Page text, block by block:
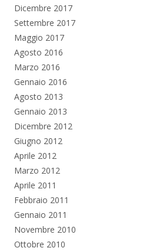
Dicembre 2017
Settembre 2017
Maggio 2017
Agosto 2016
Marzo 2016
Gennaio 2016
Agosto 2013
Gennaio 2013
Dicembre 2012
Giugno 2012
Aprile 2012
Marzo 2012
Aprile 2011
Febbraio 2011
Gennaio 2011
Novembre 2010
Ottobre 2010